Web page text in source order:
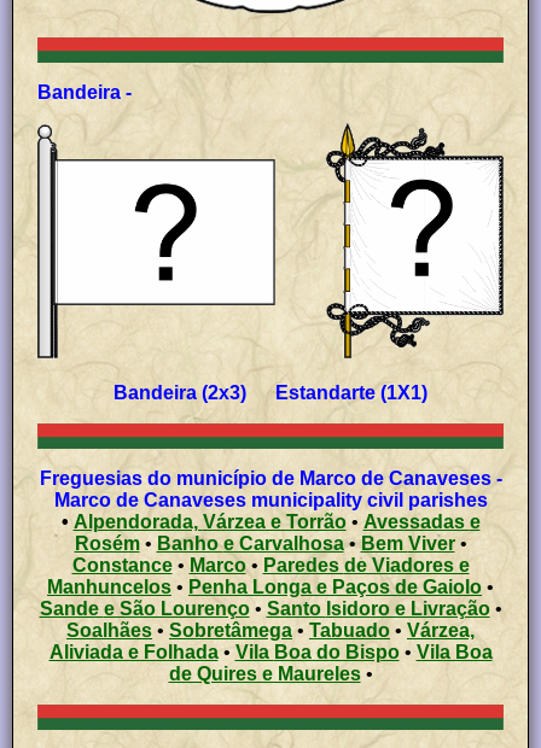
Bandeira -
Bandeira (2x3) Estandarte (1X1)
Freguesias do município de Marco de Canaveses -
Marco de Canaveses municipality civil parishes
•
Alpendorada, Várzea e Torrão• Avessadas e
Rosém• Banho e Carvalhosa• Bem Viver•
Constance• Marco• Paredes de Viadores e
Manhuncelos• Penha Longa e Paços de Gaiolo •
Sande e São Lourenço• Santo Isidoro e Livração•
Soalhães • Sobretâmega• Tabuado • Várzea,
Aliviada e Folhada• Vila Boa do Bispo• Vila Boa
de Quires e Maureles•